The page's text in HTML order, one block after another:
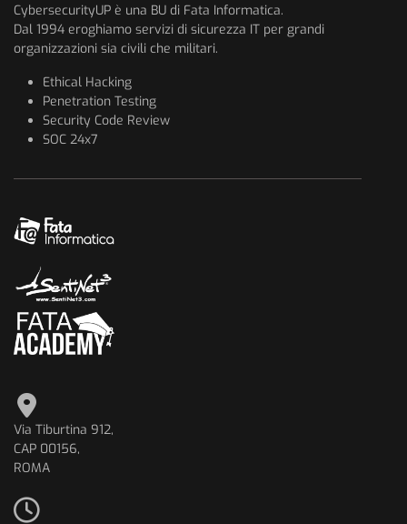
CybersecurityUP è una BU di Fata Informatica.
Dal 1994 eroghiamo servizi di sicurezza IT per grandi
organizzazioni sia civili che militari.
Ethical Hacking
Penetration Testing
Security Code Review
SOC 24x7
Via Tiburtina 912,
CAP 00156,
ROMA